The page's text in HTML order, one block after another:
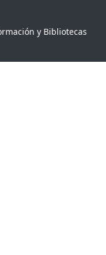
y Bibliotecas